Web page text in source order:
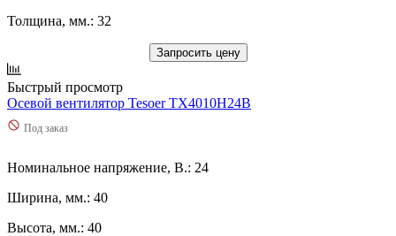
Толщина, мм.: 32
Запросить цену
Быстрый просмотр
Осевой вентилятор Tesoer TX4010H24B
Под заказ
Номинальное напряжение, В.: 24
Ширина, мм.: 40
Высота, мм.: 40